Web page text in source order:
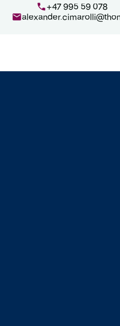
+47 995 59 078